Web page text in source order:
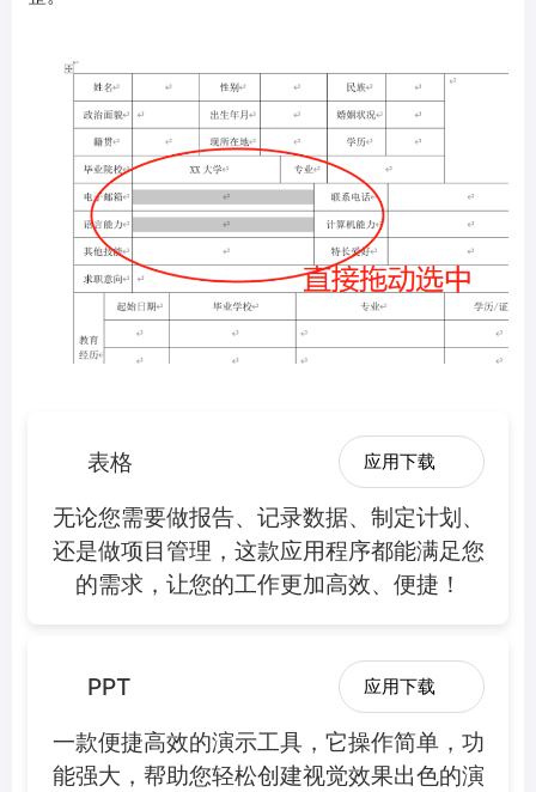
表格 应用下载
无论您需要做报告、记录数据、制定计划、
还是做项目管理，这款应用程序都能满足您
的需求，让您的工作更加高效、便捷！
PPT 应用下载
一款便捷高效的演示工具，它操作简单，功
能强大，帮助您轻松创建视觉效果出色的演